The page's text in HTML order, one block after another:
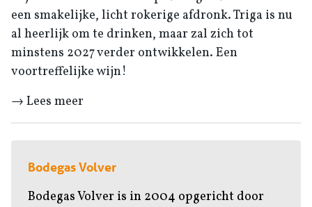
een smakelijke, licht rokerige afdronk. Triga is nu
al heerlijk om te drinken, maar zal zich tot
minstens 2027 verder ontwikkelen. Een
voortreffelijke wijn!
→ Lees meer
Bodegas Volver
Bodegas Volver is in 2004 opgericht door